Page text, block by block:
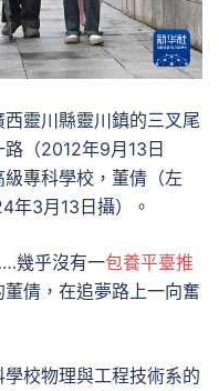
靈川縣靈川鎮的三叉尾
（2012年9月13日
專科學校，董倩（左
年3月13日攝）。
幾乎沒有一包養平臺推
倩，在追夢路上一向奮
校物理與工程技術系的